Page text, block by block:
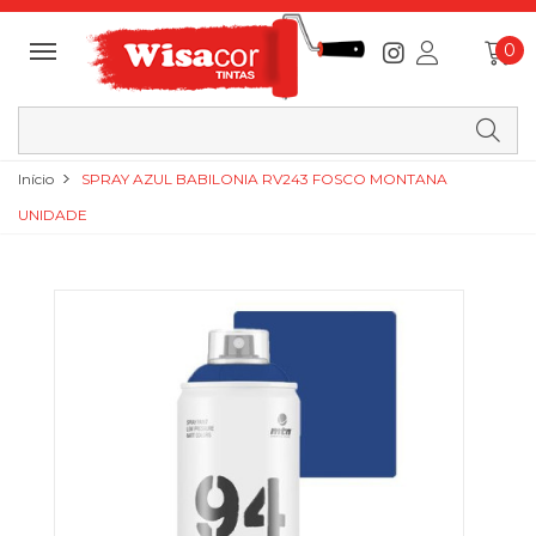
0
Início
SPRAY AZUL BABILONIA RV243 FOSCO MONTANA
UNIDADE